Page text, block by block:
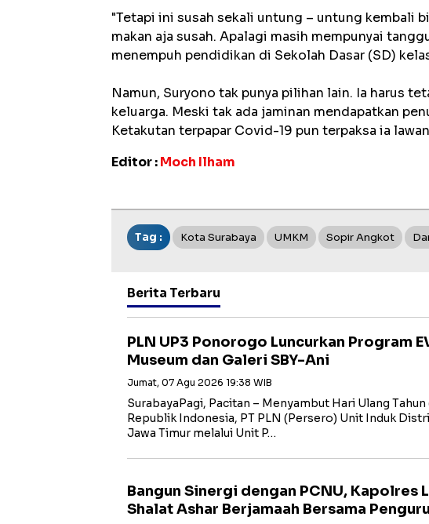
"Tetapi ini susah sekali untung – untung kembali
makan aja susah. Apalagi masih mempunyai
menempuh pendidikan di Sekolah Dasar (SD)
Namun, Suryono tak punya pilihan lain. Ia harus
keluarga. Meski tak ada jaminan mendapatkan
Ketakutan terpapar Covid-19 pun terpaksa ia
Editor :Moch Ilham
Tag : Kota Surabaya UMKM Sopir Angkot
Berita Terbaru
PLN UP3 Ponorogo Luncurkan Program
Museum dan Galeri SBY-Ani
Jumat, 07 Agu 2026 19:38 WIB
SurabayaPagi, Pacitan – Menyambut Hari Ulang Tahun
Republik Indonesia, PT PLN (Persero) Unit Induk
Jawa Timur melalui Unit P…
Bangun Sinergi dengan PCNU, Kapolres
Shalat Ashar Berjamaah Bersama